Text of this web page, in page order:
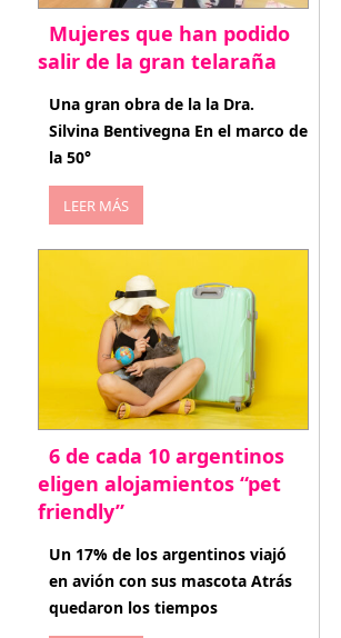
Mujeres que han podido
salir de la gran telaraña
abril 29, 2026
Una gran obra de la la Dra.
Silvina Bentivegna En el marco de
la 50°
LEER MÁS
6 de cada 10 argentinos
eligen alojamientos “pet
friendly”
abril 27, 2026
Un 17% de los argentinos viajó
en avión con sus mascota Atrás
quedaron los tiempos